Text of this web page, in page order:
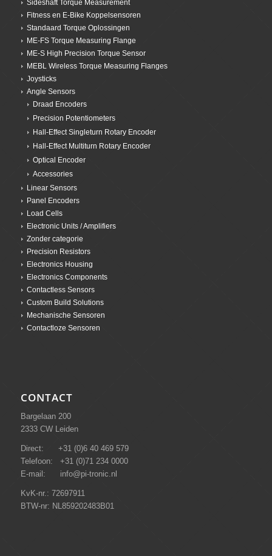
Sideshaft Torque Measurement
Fitness en E-Bike Koppelsensoren
Standaard Torque Oplossingen
ME-FS Torque Measuring Flange
ME-S High Precision Torque Sensor
MEBL Wireless Torque Measuring Flanges
Joysticks
Angle Sensors
Draad Encoders
Precision Potentiometers
Hall-Effect Singleturn Rotary Encoder
Hall-Effect Multiturn Rotary Encoder
Optical Encoder
Accessories
Linear Sensors
Panel Encoders
Load Cells
Electronic Units / Amplifiers
Zonder categorie
Precision Resistors
Electronics Housing
Electronics Components
Contactless Sensors
Custom Build Solutions
Mechanische Sensoren
Contactloze Sensoren
CONTACT
Bargelaan 200
2333 CW Leiden
Direct: +31 (0)6 40 469 579
Telefoon: +31 (0)71 234 0000
E-mail: info@pi-tronic.nl
KvK-nr.: 72697911
BTW-nr: NL859202483B01